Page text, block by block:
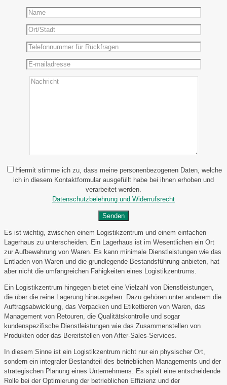
Hiermit stimme ich zu, dass meine personenbezogenen Daten, welche
ich in diesem Kontaktformular ausgefüllt habe bei ihnen erhoben und
verarbeitet werden.
Datenschutzbelehrung und Widerrufsrecht
Es ist wichtig, zwischen einem Logistikzentrum und einem einfachen
Lagerhaus zu unterscheiden. Ein Lagerhaus ist im Wesentlichen ein Ort
zur Aufbewahrung von Waren. Es kann minimale Dienstleistungen wie das
Entladen von Waren und die grundlegende Bestandsführung anbieten, hat
aber nicht die umfangreichen Fähigkeiten eines Logistikzentrums.
Ein Logistikzentrum hingegen bietet eine Vielzahl von Dienstleistungen,
die über die reine Lagerung hinausgehen. Dazu gehören unter anderem die
Auftragsabwicklung, das Verpacken und Etikettieren von Waren, das
Management von Retouren, die Qualitätskontrolle und sogar
kundenspezifische Dienstleistungen wie das Zusammenstellen von
Produkten oder das Bereitstellen von After-Sales-Services.
In diesem Sinne ist ein Logistikzentrum nicht nur ein physischer Ort,
sondern ein integraler Bestandteil des betrieblichen Managements und der
strategischen Planung eines Unternehmens. Es spielt eine entscheidende
Rolle bei der Optimierung der betrieblichen Effizienz und der